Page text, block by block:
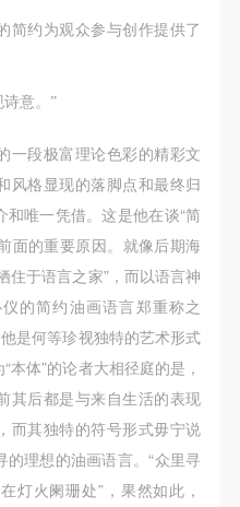
简约为观众参与创作提供了
意。”
一段极富理论色彩的精彩文
风格显现的落脚点和最终归
唯一凭借。这是他在谈“简
面的重要原因。就像后期海
住于语言之家”，而以语言神
的简约油画语言郑重称之
是何等珍视独特的艺术形式
体”的论者大相径庭的是，
其后都是与来自生活的表现
而其独特的符号形式毋宁说
理想的油画语言。“众里寻
灯火阑珊处”，果然如此，